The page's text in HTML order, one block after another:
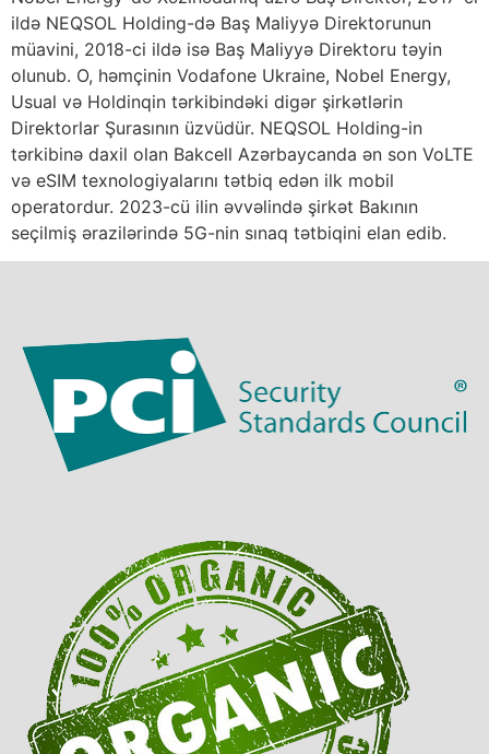
ildə NEQSOL Holding-də Baş Maliyyə Direktorunun
müavini, 2018-ci ildə isə Baş Maliyyə Direktoru təyin
olunub. O, həmçinin Vodafone Ukraine, Nobel Energy,
Usual və Holdinqin tərkibindəki digər şirkətlərin
Direktorlar Şurasının üzvüdür. NEQSOL Holding-in
tərkibinə daxil olan Bakcell Azərbaycanda ən son VoLTE
və eSIM texnologiyalarını tətbiq edən ilk mobil
operatordur. 2023-cü ilin əvvəlində şirkət Bakının
seçilmiş ərazilərində 5G-nin sınaq tətbiqini elan edib.